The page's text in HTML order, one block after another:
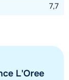
7,7
L'Oree